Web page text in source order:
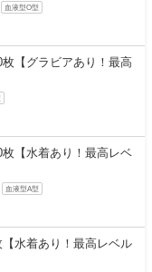
血液型O型
【グラビアあり！最高
【水着あり！最高レベ
血液型A型
水着あり！最高レベル